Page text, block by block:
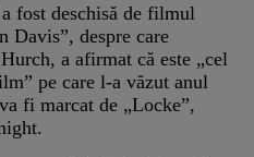
fost deschisă de filmul
Davis”, despre care
a afirmat că este „cel
pe care l-a văzut anul
fi marcat de „Locke”,